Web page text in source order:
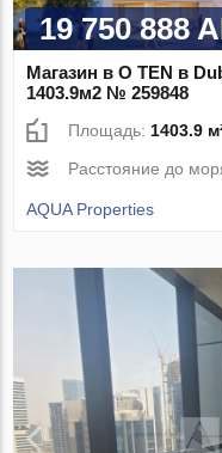
19 750 888
Магазин в O TEN в
1403.9м2 № 259848
Площадь:1403.9
Расстояние до
AQUA Properties